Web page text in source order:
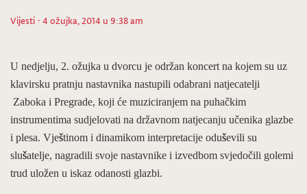
Vijesti · 4 ožujka, 2014 u 9:38 am
U nedjelju, 2. ožujka u dvorcu je održan koncert na kojem su uz
klavirsku pratnju nastavnika nastupili odabrani natjecatelji
Zaboka i Pregrade, koji će muziciranjem na puhačkim
instrumentima sudjelovati na državnom natjecanju učenika glazbe
i plesa. Vještinom i dinamikom interpretacije oduševili su
slušatelje, nagradili svoje nastavnike i izvedbom svjedočili golemi
trud uložen u iskaz odanosti glazbi.